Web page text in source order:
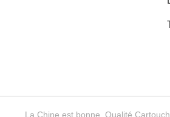
La Chine est bonne. Qualité